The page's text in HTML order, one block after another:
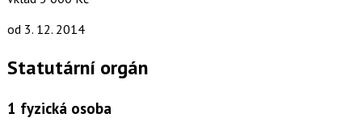
od 3. 12. 2014
Statutární orgán
1 fyzická osoba